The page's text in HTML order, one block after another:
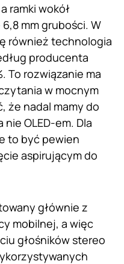
ramki wokół
mm grubości. W
również technologia
producenta
To rozwiązanie ma
w mocnym
że nadal mamy do
OLED-em. Dla
to być pewien
aspirującym do
głównie z
mobilnej, a więc
głośników stereo